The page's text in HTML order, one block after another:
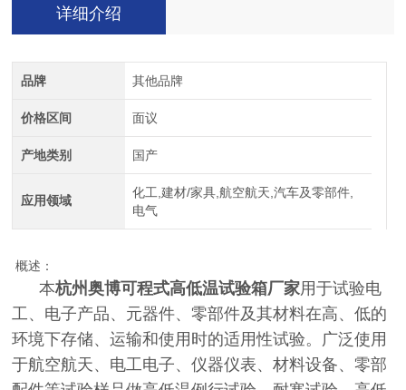
详细介绍
品牌 其他品牌
价格区间 面议
产地类别 国产
应用领域
化工,建材/家具,航空航天,汽车及零部件,
电气
概述：
本杭州奥博可程式高低温试验箱厂家用于试验电
工、电子产品、元器件、零部件及其材料在高、低的
环境下存储、运输和使用时的适用性试验。广泛使用
于航空航天、电工电子、仪器仪表、材料设备、零部